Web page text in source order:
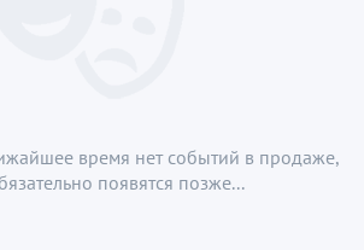
время нет событий в продаже,
появятся позже...